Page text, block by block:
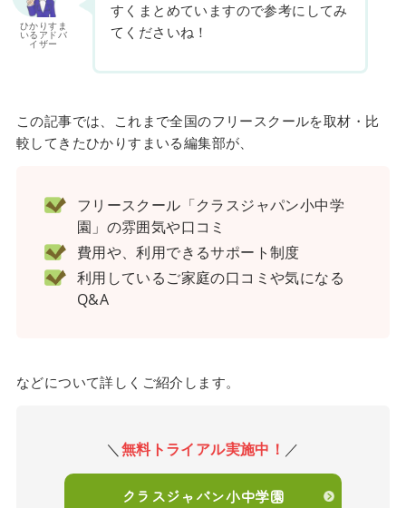
ひかりすま
いるアドバ
イザー
すくまとめていますので参考にしてみ
てくださいね！
この記事では、これまで全国のフリースクールを取材・比
較してきたひかりすまいる編集部が、
フリースクール「クラスジャパン小中学
園」の雰囲気や口コミ
費用や、利用できるサポート制度
利用しているご家庭の口コミや気になる
Q&A
などについて詳しくご紹介します。
＼ 無料トライアル実施中！ ／
クラスジャパン小中学園